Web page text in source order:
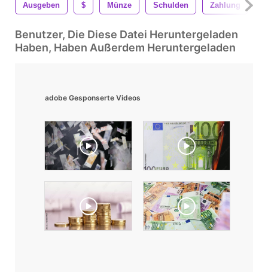
Ausgeben $ Münze Schulden Zahlung
Benutzer, Die Diese Datei Heruntergeladen
Haben, Haben Außerdem Heruntergeladen
adobe Gesponserte Videos